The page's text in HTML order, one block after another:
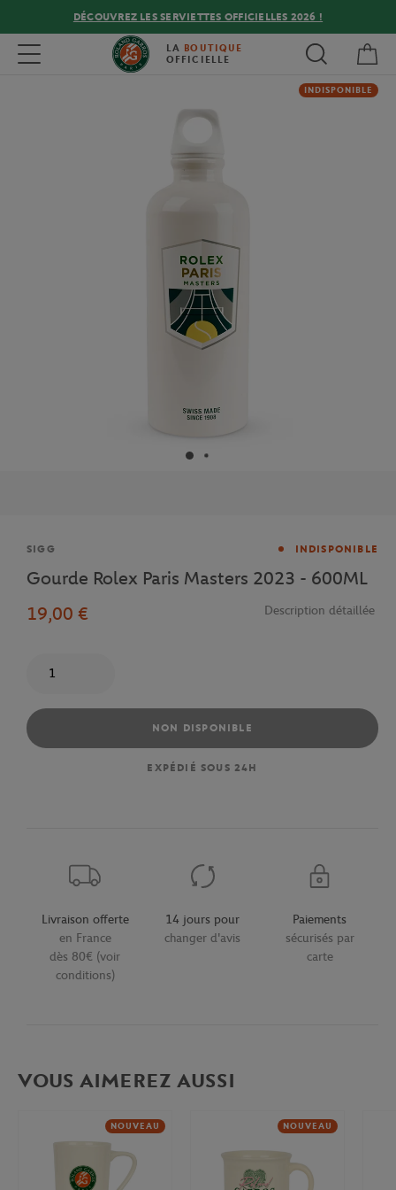
DÉCOUVREZ LES SERVIETTES OFFICIELLES 2026 !
Toggle navigation LA BOUTIQUE
OFFICIELLE
INDISPONIBLE
Marque
SIGG INDISPONIBLE
Gourde Rolex Paris Masters 2023 - 600ML
19,00 €
Description détaillée
NON DISPONIBLE
EXPÉDIÉ SOUS 24H
Livraison offerte
en France
dès 80€ (voir
conditions)
14 jours pour
changer d'avis
Paiements
sécurisés par
carte
VOUS AIMEREZ AUSSI
NOUVEAU NOUVEAU